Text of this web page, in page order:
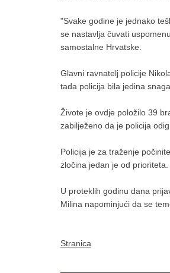
"Svake godine je jednako
se nastavlja čuvati
samostalne Hrvatske.
Glavni ravnatelj policije
tada policija bila jedina
Živote je ovdje položilo 39
zabilježeno da je policija
Policija je za traženje
zločina jedan je od prioriteta.
U proteklih godinu dana
Milina napominjući da se
Stranica